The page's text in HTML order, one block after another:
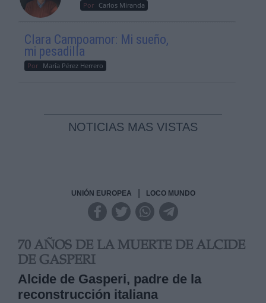
Por Carlos Miranda
Clara Campoamor: Mi sueño,
mi pesadilla
Por María Pérez Herrero
NOTICIAS MAS VISTAS
UNIÓN EUROPEA LOCO MUNDO
70 AÑOS DE LA MUERTE DE ALCIDE
DE GASPERI
Alcide de Gasperi, padre de la
reconstrucción italiana